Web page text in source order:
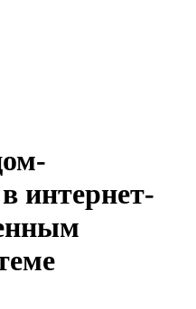
интернет-